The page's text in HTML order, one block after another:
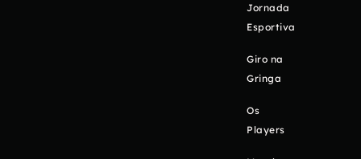
Jornada
Esportiva
Giro na
Gringa
Os
Players